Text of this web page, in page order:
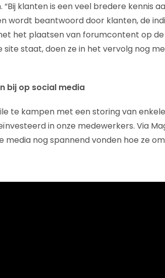
klanten is een veel bredere kennis
wordt beantwoord door klanten, de
het plaatsen van forumcontent op
site staat, doen ze in het vervolg nog
bij op social media
te kampen met een storing van
in onze medewerkers. Via
media nog spannend vonden hoe ze